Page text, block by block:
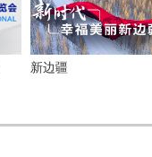
新边疆